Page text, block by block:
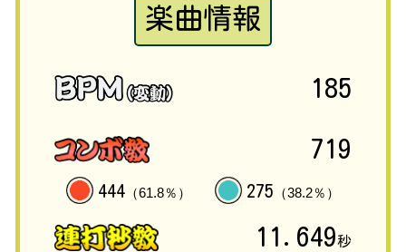
楽曲情報
185
719
444 （61.8％） 275 （38.2％）
11.649秒